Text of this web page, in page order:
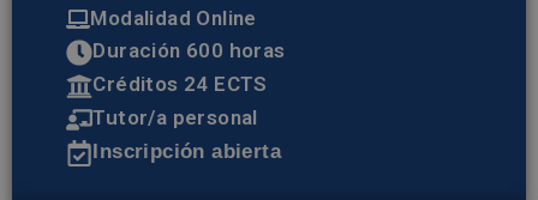
Modalidad Online
Duración 600 horas
Créditos 24 ECTS
Tutor/a personal
Inscripción abierta